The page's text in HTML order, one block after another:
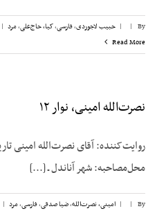
By
|
| حبیب لاجوردی,فارسی,کیا، حاج‌علی,مرد |
Read More
نصرت‌الله امینی، نوار ۱۲
محل‌مصاحبه: شهر آناندل ـ [...]
By
|
| امینی، نصرت‌الله,ضیا صدقی,فارسی,مرد |